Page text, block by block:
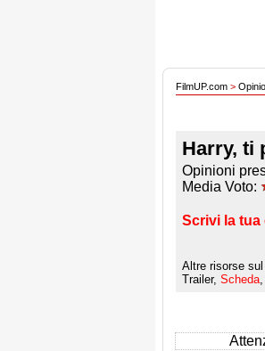
FilmUP.com >
Harry, ti
Opinioni
Media Voto:
Scrivi la
Altre risorse
Trailer, Scheda